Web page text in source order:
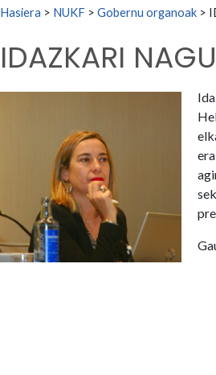
Search for:
Hasiera > NUKF > Gobernu organoak >
IDAZKARI